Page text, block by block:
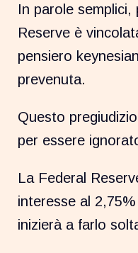
In parole semplici,
Reserve è
pensiero
prevenuta.
Questo
per essere
La Federal
interesse al
inizierà a farlo